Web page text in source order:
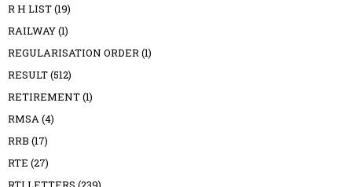
R H LIST(19)
RAILWAY(1)
REGULARISATION ORDER(1)
RESULT(512)
RETIREMENT(1)
RMSA(4)
RRB (17)
RTE (27)